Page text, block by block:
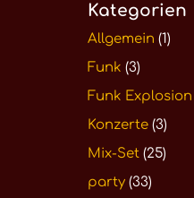
Kategorien
Allgemein (1)
Funk (3)
Funk Explosion
Konzerte(3)
Mix-Set(25)
party(33)